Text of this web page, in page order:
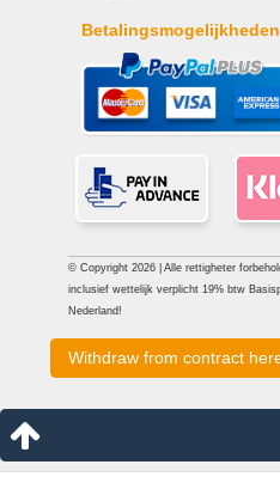
Betalingsmogelijkheden
© Copyright 2026 | Alle rettigheter
inclusief wettelijk verplicht 19% btw
Nederland!
Withdraw from contract